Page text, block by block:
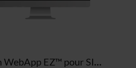
Alfen WebApp EZ™ pour SIM (3 ans)